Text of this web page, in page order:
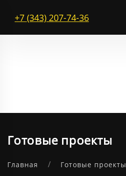
+7 (343) 207-74-36
Готовые проекты
Главная Готовые проекты